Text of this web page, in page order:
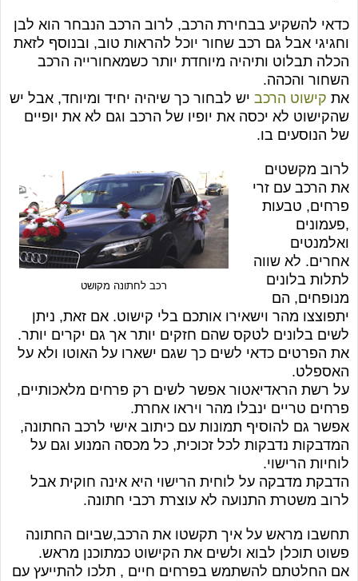
כדאי להשקיע בבחירת הרכב, לרוב הרכב הנבחר הוא לבן
וחגיגי אבל גם רכב שחור יוכל להראות טוב, ובנוסף לזאת
הכלה תבלוט ותיהיה מיוחדת יותר כשמאחורייה הרכב
השחור והכהה.
את קישוט הרכב יש לבחור כך שיהיה יחיד ומיוחד, אבל יש
שהקישוט לא יכסה את יופיו של הרכב וגם לא את יופיים
של הנוסעים בו.
רכב לחתונה מקושט
לרוב מקשטים
את הרכב עם זרי
פרחים, טבעות
,פעמונים
ואלמנטים
אחרים. לא שווה
לתלות בלונים
מנופחים, הם
יתפוצצו מהר וישאירו אותכם בלי קישוט. אם זאת, ניתן
לשים בלונים לטקס שהם חזקים יותר אך גם יקרים יותר.
את הפרטים כדאי לשים כך שגם ישארו על האוטו ולא על
האספלט.
על רשת הראדיאטור אפשר לשים רק פרחים מלאכותיים,
פרחים טריים ינבלו מהר ויראו אחרת.
אפשר גם להוסיף תמונות עם כיתוב אישי לרכב החתונה,
המדבקות נדבקות לכל זכוכית, כל מכסה המנוע וגם על
לוחיות הרישוי.
הדבקת מדבקה על לוחית הרישוי היא אינה חוקית אבל
לרוב משטרת התנועה לא עוצרת רכבי חתונה.
תחשבו מראש על איך תקשטו את הרכב,שביום החתונה
פשוט תוכלן לבוא ולשים את הקישוט כמתוכנן מראש.
אם החלטתם להשתמש בפרחים חיים , תלכו להתייעץ עם